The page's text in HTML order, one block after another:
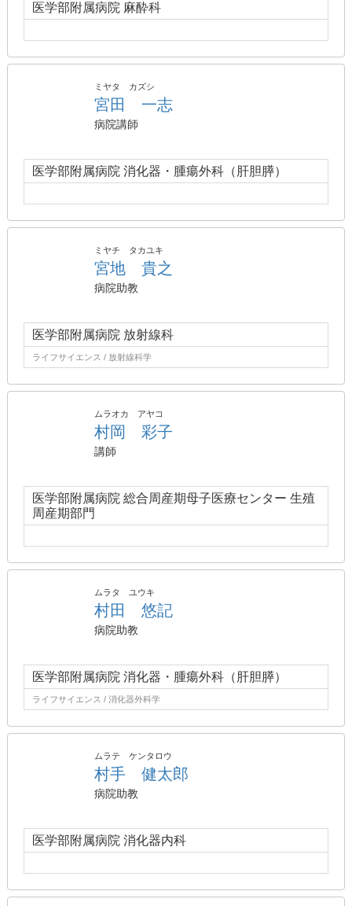
医学部附属病院 麻酔科
ミヤタ カズシ
宮田 一志
病院講師
医学部附属病院 消化器・腫瘍外科（肝胆膵）
ミヤチ タカユキ
宮地 貴之
病院助教
医学部附属病院 放射線科
ライフサイエンス / 放射線科学
ムラオカ アヤコ
村岡 彩子
講師
医学部附属病院 総合周産期母子医療センター 生殖
周産期部門
ムラタ ユウキ
村田 悠記
病院助教
医学部附属病院 消化器・腫瘍外科（肝胆膵）
ライフサイエンス / 消化器外科学
ムラテ ケンタロウ
村手 健太郎
病院助教
医学部附属病院 消化器内科